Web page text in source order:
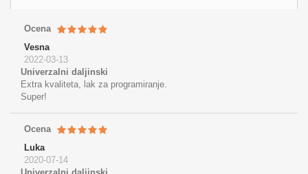
Ocena
Vesna
2022-03-13
Univerzalni daljinski
Extra kvaliteta, lak za programiranje.
Super!
Ocena
Luka
2020-07-14